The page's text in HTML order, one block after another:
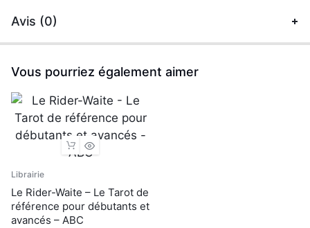
Avis (0)
Vous pourriez également aimer
Librairie
Le Rider-Waite – Le Tarot de
référence pour débutants et
avancés – ABC